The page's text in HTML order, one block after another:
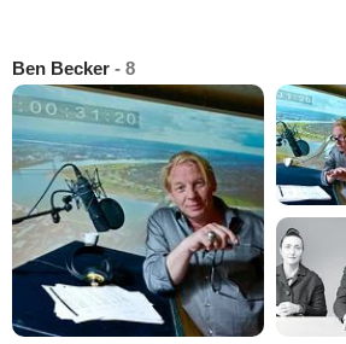
Ben Becker - 8